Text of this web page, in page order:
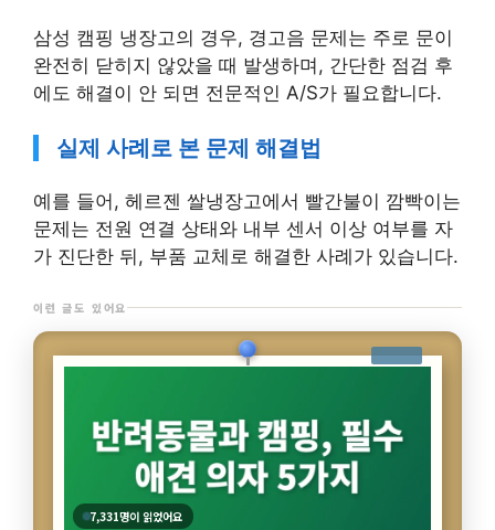
삼성 캠핑 냉장고의 경우, 경고음 문제는 주로 문이
완전히 닫히지 않았을 때 발생하며, 간단한 점검 후
에도 해결이 안 되면 전문적인 A/S가 필요합니다.
실제 사례로 본 문제 해결법
예를 들어, 헤르젠 쌀냉장고에서 빨간불이 깜빡이는
문제는 전원 연결 상태와 내부 센서 이상 여부를 자
가 진단한 뒤, 부품 교체로 해결한 사례가 있습니다.
이런 글도 있어요
7,331명이 읽었어요